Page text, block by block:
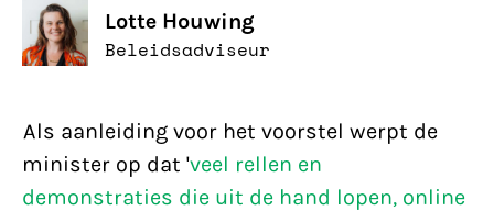
Lotte Houwing
Beleidsadviseur
Als aanleiding voor het voorstel werpt de
minister op dat 'veel rellen en
demonstraties die uit de hand lopen, online